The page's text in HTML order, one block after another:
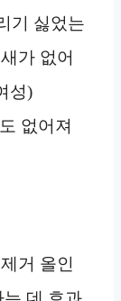
기 싫었는
가 없어
성)
없어져
거 올인